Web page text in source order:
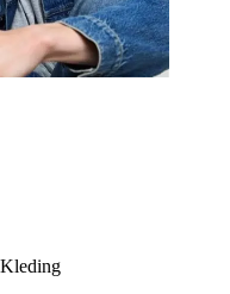
Kleding